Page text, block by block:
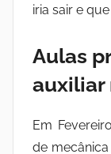
iria sair e
Aulas
auxiliar
Em
de